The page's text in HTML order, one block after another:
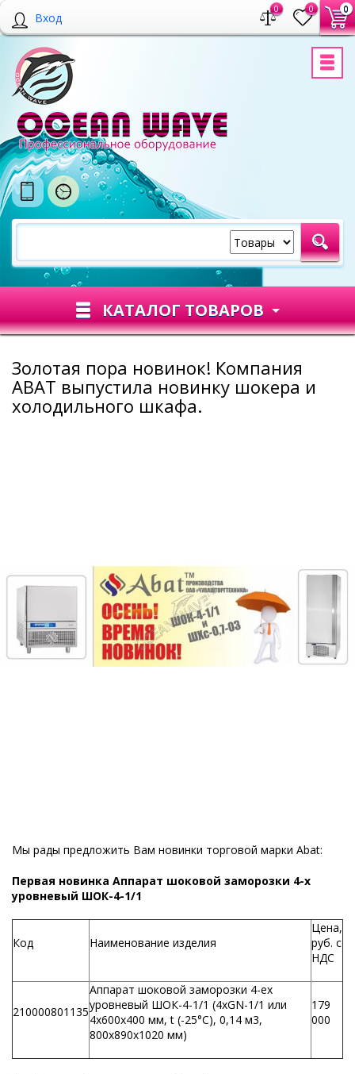
Вход
0 0 0
КАТАЛОГ ТОВАРОВ
Золотая пора новинок! Компания
ABAT выпустила новинку шокера и
холодильного шкафа.
Мы рады предложить Вам новинки торговой марки Abat:
Первая новинка Аппарат шоковой заморозки 4-х
уровневый ШОК-4-1/1
Код Наименование изделия
Цена,
руб. с
НДС
210000801135
Аппарат шоковой заморозки 4-ех
уровневый ШОК-4-1/1 (4хGN-1/1 или
4х600х400 мм, t (-25°С), 0,14 м3,
800х890х1020 мм)
179
000